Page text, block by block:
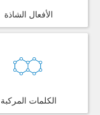
الأفعال الشاذة
الكلمات المركبة